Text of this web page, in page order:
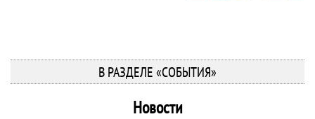
В РАЗДЕЛЕ «СОБЫТИЯ»
Новости